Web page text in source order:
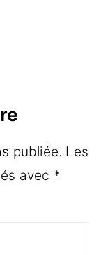
publiée. Les
avec *